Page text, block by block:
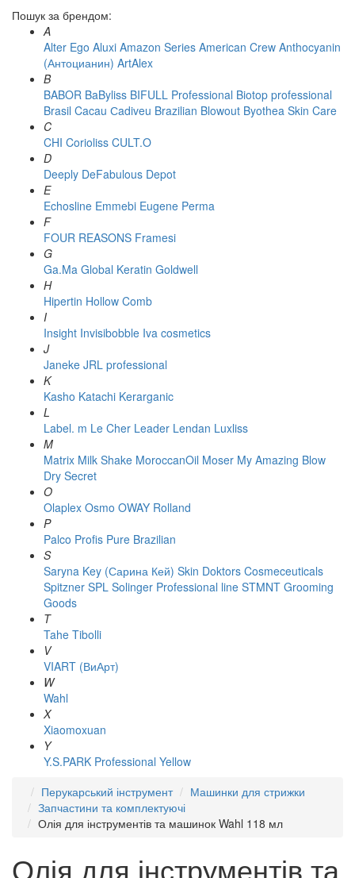
Пошук за брендом:
A
Alter Ego Aluxi Amazon Series American Crew Anthocyanin
(Антоцианин) ArtAlex
B
BABOR BaByliss BIFULL Professional Biotop professional
Brasil Cacau Сadiveu Brazilian Blowout Byothea Skin Care
C
CHI Corioliss CULT.O
D
Deeply DeFabulous Depot
E
Echosline Emmebi Eugene Perma
F
FOUR REASONS Framesi
G
Ga.Ma Global Keratin Goldwell
H
Hipertin Hollow Comb
I
Insight Invisibobble Iva cosmetics
J
Janeke JRL professional
K
Kasho Katachi Kerarganic
L
Label. m Le Cher Leader Lendan Luxliss
M
Matrix Milk Shake MoroccanOil Moser My Amazing Blow
Dry Secret
O
Olaplex Osmo OWAY Rolland
P
Palco Profis Pure Brazilian
S
Saryna Key (Сарина Кей) Skin Doktors Cosmeceuticals
Spitzner SPL Solinger Professional line STMNT Grooming
Goods
T
Tahe Tibolli
V
VIART (ВиАрт)
W
Wahl
X
Xiaomoxuan
Y
Y.S.PARK Professional Yellow
Перукарський інструмент
Машинки для стрижки
Запчастини та комплектуючі
Олія для інструментів та машинок Wahl 118 мл
Олія для інструментів та